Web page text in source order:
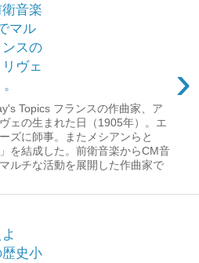
音楽
マル
スの
ヴェ
›
Topics フランスの作曲家、ア
ェの生まれた日（1905年）。エ
ズに師事。またメシアンらと
を結成した。前衛音楽からCM音
ルチな活動を展開した作曲家で
史小